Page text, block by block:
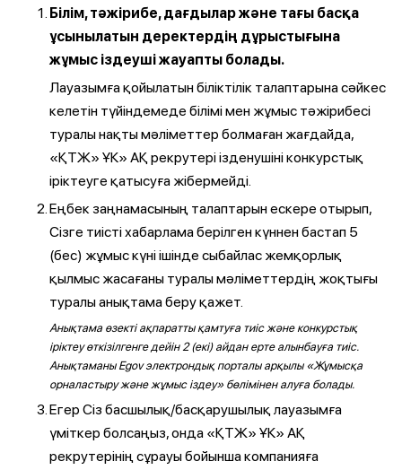
Білім, тәжірибе, дағдылар және тағы басқа
ұсынылатын деректердің дұрыстығына
жұмыс іздеуші жауапты болады.
Лауазымға қойылатын біліктілік талаптарына сәйкес
келетін түйіндемеде білімі мен жұмыс тәжірибесі
туралы нақты мәліметтер болмаған жағдайда,
«ҚТЖ» ҰК» АҚ рекрутері ізденушіні конкурстық
іріктеуге қатысуға жібермейді.
Еңбек заңнамасының талаптарын ескере отырып,
Сізге тиісті хабарлама берілген күннен бастап 5
(бес) жұмыс күні ішінде сыбайлас жемқорлық
қылмыс жасағаны туралы мәліметтердің жоқтығы
туралы анықтама беру қажет.
Анықтама өзекті ақпаратты қамтуға тиіс және конкурстық
іріктеу өткізілгенге дейін 2 (екі) айдан ерте алынбауға тиіс.
Анықтаманы Egov электрондық порталы арқылы «Жұмысқа
орналастыру және жұмыс іздеу» бөлімінен алуға болады.
Егер Сіз басшылық/басқарушылық лауазымға
үміткер болсаңыз, онда «ҚТЖ» ҰК» АҚ
рекрутерінің сұрауы бойынша компанияға